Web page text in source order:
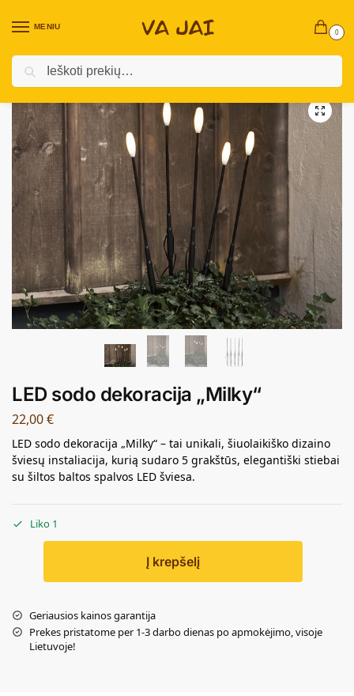
MENIU
0
Pradžia / Lauko dekoracijos
LED sodo dekoracija „Milky“
22,00€
LED sodo dekoracija „Milky“ – tai unikali, šiuolaikiško dizaino
šviesų instaliacija, kurią sudaro 5 grakštūs, elegantiški stiebai
su šiltos baltos spalvos LED šviesa.
Liko 1
Į krepšelį
Geriausios kainos garantija
Prekes pristatome per 1-3 darbo dienas po apmokėjimo, visoje
Lietuvoje!